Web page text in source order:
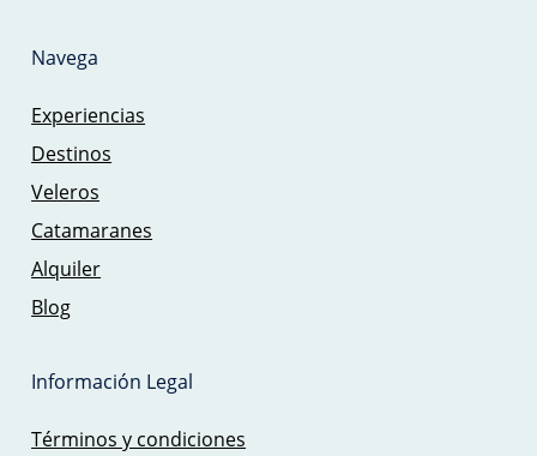
Navega
Experiencias
Destinos
Veleros
Catamaranes
Alquiler
Blog
Información Legal
Términos y condiciones